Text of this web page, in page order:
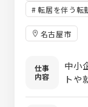
転居を伴う転
名古屋市
仕事
内容
中小
トや